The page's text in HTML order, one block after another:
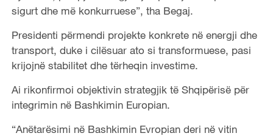
sigurt dhe më konkurruese”, tha Begaj.
Presidenti përmendi projekte konkrete në energji dhe
transport, duke i cilësuar ato si transformuese, pasi
krijojnë stabilitet dhe tërheqin investime.
Ai rikonfirmoi objektivin strategjik të Shqipërisë për
integrimin në Bashkimin Europian.
“Anëtarësimi në Bashkimin Evropian deri në vitin